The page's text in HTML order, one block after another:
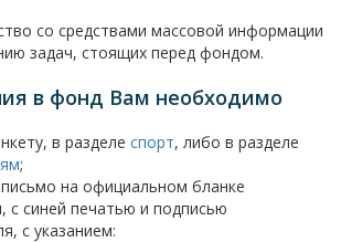
со средствами массовой информации
задач, стоящих перед фондом.
в фонд Вам необходимо
в разделе спорт, либо в разделе
;
на официальном бланке
с синей печатью и подписью
с указанием: